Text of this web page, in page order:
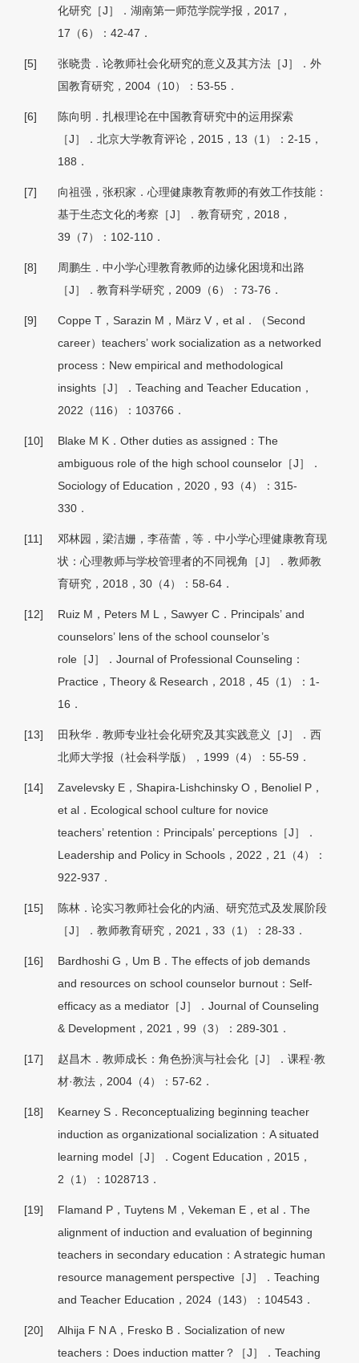
化研究［J］．湖南第一师范学院学报，2017，
17（6）：42-47．
[5]
张晓贵．论教师社会化研究的意义及其方法［J］．外
国教育研究，2004（10）：53-55．
[6]
陈向明．扎根理论在中国教育研究中的运用探索
［J］．北京大学教育评论，2015，13（1）：2-15，
188．
[7]
向祖强，张积家．心理健康教育教师的有效工作技能：
基于生态文化的考察［J］．教育研究，2018，
39（7）：102-110．
[8]
周鹏生．中小学心理教育教师的边缘化困境和出路
［J］．教育科学研究，2009（6）：73-76．
[9]
Coppe T，Sarazin M，März V，et al．（Second
career）teachers’ work socialization as a networked
process：New empirical and methodological
insights［J］．Teaching and Teacher Education，
2022（116）：103766．
[10]
Blake M K．Other duties as assigned：The
ambiguous role of the high school counselor［J］．
Sociology of Education，2020，93（4）：315-
330．
[11]
邓林园，梁洁姗，李蓓蕾，等．中小学心理健康教育现
状：心理教师与学校管理者的不同视角［J］．教师教
育研究，2018，30（4）：58-64．
[12] Ruiz M，Peters M L，Sawyer C．Principals’ and
counselors’ lens of the school counselor’s
role［J］．Journal of Professional Counseling：
Practice，Theory & Research，2018，45（1）：1-
16．
[13]
田秋华．教师专业社会化研究及其实践意义［J］．西
北师大学报（社会科学版），1999（4）：55-59．
[14]
Zavelevsky E，Shapira-Lishchinsky O，Benoliel P，
et al．Ecological school culture for novice
teachers’ retention：Principals’ perceptions［J］．
Leadership and Policy in Schools，2022，21（4）：
922-937．
[15]
陈林．论实习教师社会化的内涵、研究范式及发展阶段
［J］．教师教育研究，2021，33（1）：28-33．
[16]
Bardhoshi G，Um B．The effects of job demands
and resources on school counselor burnout：Self‐
efficacy as a mediator［J］．Journal of Counseling
& Development，2021，99（3）：289-301．
[17]
赵昌木．教师成长：角色扮演与社会化［J］．课程·教
材·教法，2004（4）：57-62．
[18]
Kearney S．Reconceptualizing beginning teacher
induction as organizational socialization：A situated
learning model［J］．Cogent Education，2015，
2（1）：1028713．
[19]
Flamand P，Tuytens M，Vekeman E，et al．The
alignment of induction and evaluation of beginning
teachers in secondary education：A strategic human
resource management perspective［J］．Teaching
and Teacher Education，2024（143）：104543．
[20]
Alhija F N A，Fresko B．Socialization of new
teachers：Does induction matter？［J］．Teaching